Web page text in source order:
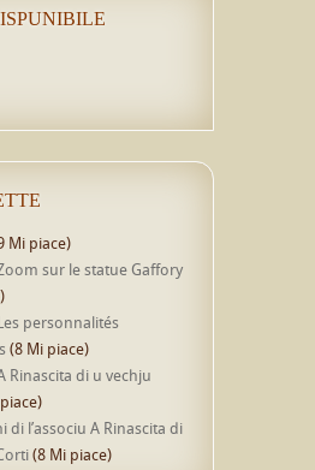
Mi piace)
sur le statue Gaffory
personnalités
(8 Mi piace)
Rinascita di u vechju
di l’associu A Rinascita di
(8 Mi piace)